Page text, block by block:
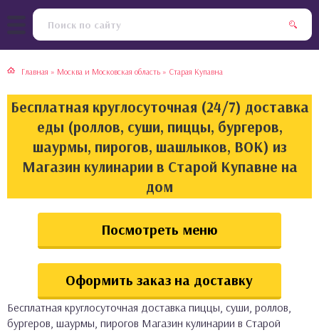
Главная » Москва и Московская область » Старая Купавна
Бесплатная круглосуточная (24/7) доставка
еды (роллов, суши, пиццы, бургеров,
шаурмы, пирогов, шашлыков, ВОК) из
Магазин кулинарии в Старой Купавне на
дом
Посмотреть меню
Оформить заказ на доставку
Бесплатная круглосуточная доставка пиццы, суши, роллов,
бургеров, шаурмы, пирогов Магазин кулинарии в Старой
кухня
кухня
кухня
кухня
булочки